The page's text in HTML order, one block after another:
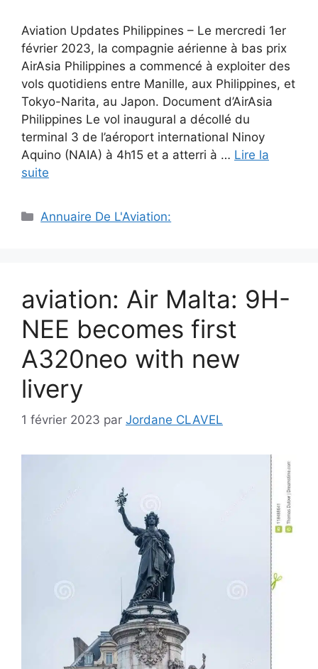
Aviation Updates Philippines – Le mercredi 1er
février 2023, la compagnie aérienne à bas prix
AirAsia Philippines a commencé à exploiter des
vols quotidiens entre Manille, aux Philippines, et
Tokyo-Narita, au Japon. Document d’AirAsia
Philippines Le vol inaugural a décollé du
terminal 3 de l’aéroport international Ninoy
Aquino (NAIA) à 4h15 et a atterri à … Lire la
suite
Catégories
Annuaire De L'Aviation:
aviation: Air Malta: 9H-
NEE becomes first
A320neo with new
livery
1 février 2023 par Jordane CLAVEL